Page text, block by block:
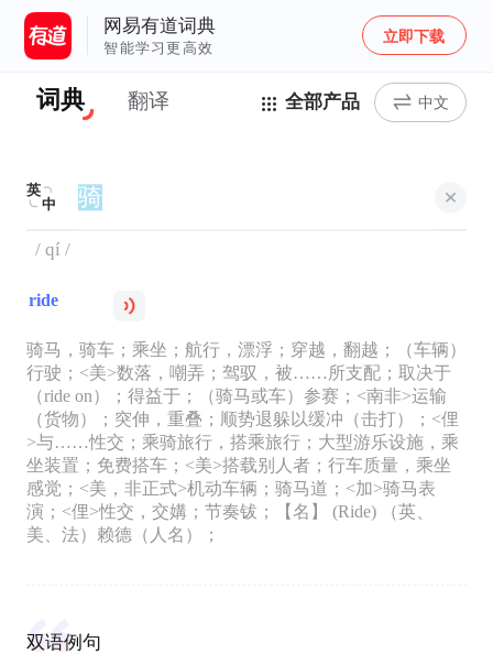
网易有道词典
智能学习更高效
立即下载
词典 翻译 全部产品 中文
英
中
/ qí /
ride
骑马，骑车；乘坐；航行，漂浮；穿越，翻越；（车辆）
行驶；<美>数落，嘲弄；驾驭，被……所支配；取决于
（ride on）；得益于；（骑马或车）参赛；<南非>运输
（货物）；突伸，重叠；顺势退躲以缓冲（击打）；<俚
>与……性交；乘骑旅行，搭乘旅行；大型游乐设施，乘
坐装置；免费搭车；<美>搭载别人者；行车质量，乘坐
感觉；<美，非正式>机动车辆；骑马道；<加>骑马表
演；<俚>性交，交媾；节奏钹；【名】 (Ride) （英、
美、法）赖德（人名）；
双语例句